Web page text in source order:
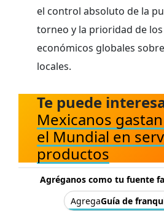
el control absoluto de la
torneo y la prioridad de
económicos globales
locales.
Te puede
Mexicanos
el Mundial en
productos
Agréganos como tu fuente
AgregaGuía de